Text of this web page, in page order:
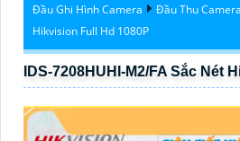
Đầu Ghi Hình Camera Đầu Thu
Hikvision Full Hd 1080P
IDS-7208HUHI-M2/FA Sắc Nét